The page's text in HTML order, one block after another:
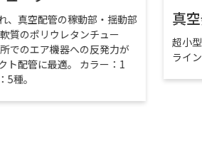
、真空配管の稼動部・揺動部
質のポリウレタンチュー
でのエア機器への反発力が
ト配管に最適。 カラー：1
5種。
真
超小
ライ